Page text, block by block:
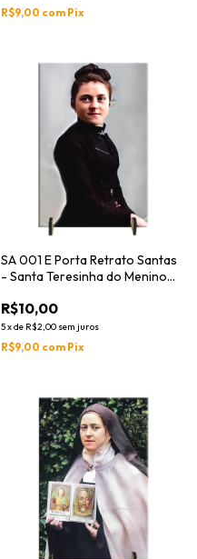
R$9,00 com Pix
SA 001 E Porta Retrato Santas
- Santa Teresinha do Menino
R$10,00
5xde R$2,00 sem juros
R$9,00 com Pix